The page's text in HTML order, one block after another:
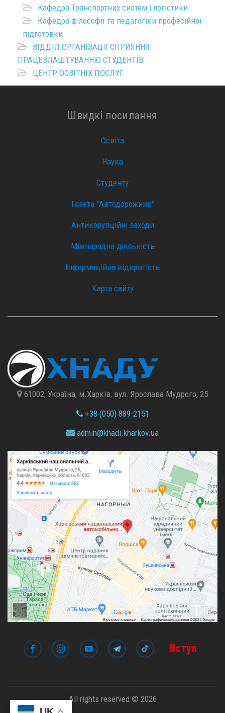
Кафедра Транспортних систем і логістики
Кафедра філософії та педагогіки професійної
підготовки
ВІДДІЛ ОРГАНІЗАЦІЇ СПРИЯННЯ
ПРАЦЕВЛАШТУВАННЮ СТУДЕНТІВ
ЦЕНТР ОСВІТНІХ ПОСЛУГ
Швидкі посилання
Освіта
Наука
Студенту
Газета "Автодорожник"
Антикорупційні заходи
Міжнародна діяльність
Інформаційна відкритість
Карта сайту
61002, Україна, м.Харків, вул. Ярослава Мудрого, 25
+38 (050) 889-2151
admin@khadi.kharkov.ua
Вступ
All rights reserved © 2026